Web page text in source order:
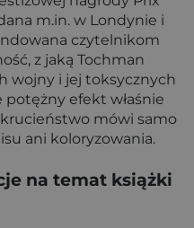
m.in. w Londynie i
czytelnikom
z jaką Tochman
wojny i jej toksycznych
efekt właśnie
mówi samo
ani koloryzowania.
na temat książki